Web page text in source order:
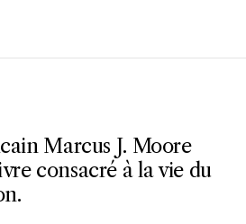
Marcus J. Moore
consacré à la vie du